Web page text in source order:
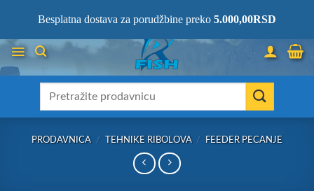
content
MESTU!
PRODAVNICA / TEHNIKE RIBOLOVA / FEEDER PECANJE
Besplatna dostava za porudžbine preko 5.000,00RSD